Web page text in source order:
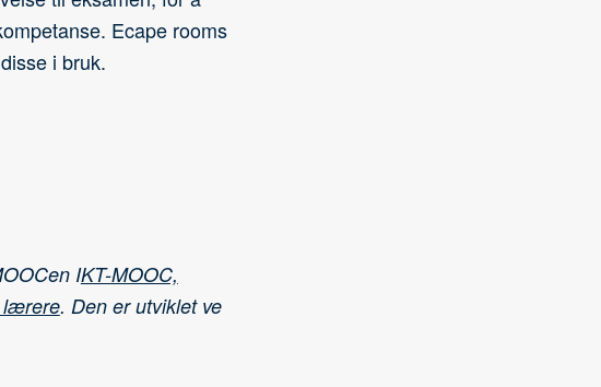
Ecape rooms
i bruk.
IKT-MOOC,
lærere. Den er utviklet ve